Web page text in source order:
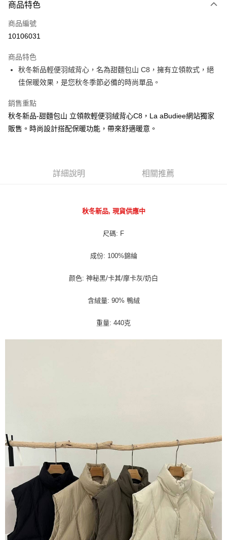
信用卡一次付款
LINE Pay
悠遊付
ATM付款
貨到付款
運送方式
付款後7-11純取貨
每筆NT$100，滿NT$1,000(含以上)免運費
商品特色
商品編號
10106031
商品特色
秋冬新品輕便羽絨背心，名為甜麵包山 C8，擁有立領款式，絕
佳保暖效果，是您秋冬季節必備的時尚單品。
銷售重點
秋冬新品-甜麵包山 立領款輕便羽絨背心C8，La aBudiee網站獨家
販售。時尚設計搭配保暖功能，帶來舒適暖意。
詳細說明 相關推薦
秋冬新品, 現貨供應中
尺碼: F
成份: 100%錦綸
颜色: 神秘黑/卡其/摩卡灰/奶白
含絨量: 90% 鴨絨
重量: 440克